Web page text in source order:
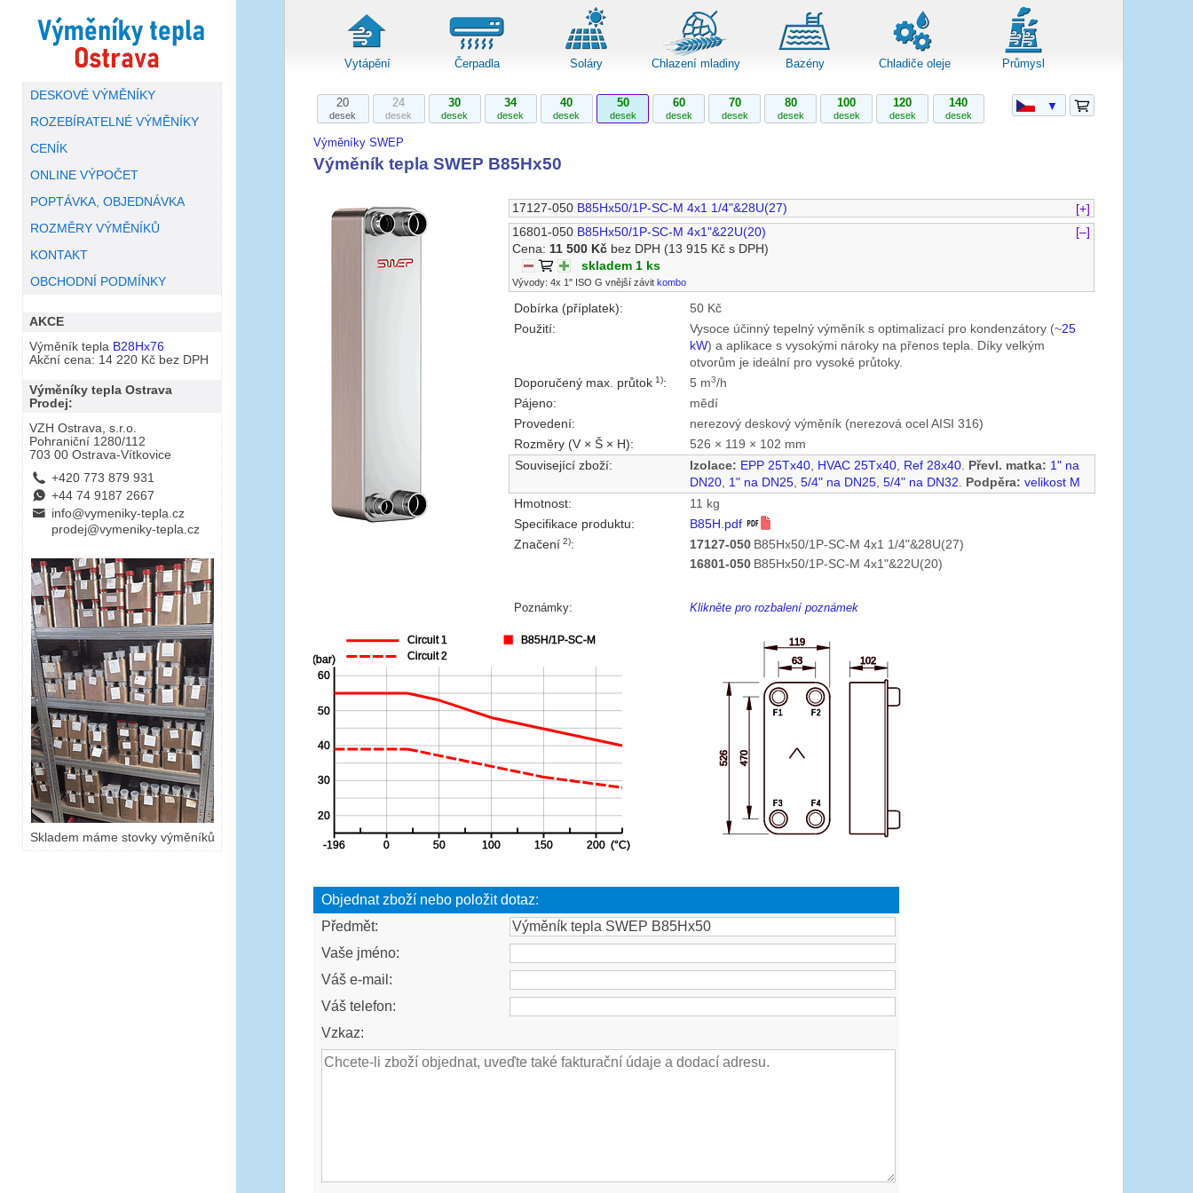
DESKOVÉ VÝMĚNÍKY
ROZEBÍRATELNÉ VÝMĚNÍKY
CENÍK
ONLINE VÝPOČET
POPTÁVKA, OBJEDNÁVKA
ROZMĚRY VÝMĚNÍKŮ
KONTAKT
OBCHODNÍ PODMÍNKY
AKCE
Výměník tepla B28Hx76
Akční cena: 14 220 Kč bez DPH
Výměníky tepla Ostrava
Prodej:
VZH Ostrava, s.r.o.
Pohraniční 1280/112
703 00 Ostrava-Vítkovice
L +420 773 879 931
E +44 74 9187 2667
B info@vymeniky-tepla.cz
prodej@vymeniky-tepla.cz
Skladem máme stovky výměníků
Vytápění Čerpadla Soláry Chlazení mladiny Bazény Chladiče oleje Průmysl
20
desek
24
desek
30
desek
34
desek
40
desek
50
desek
60
desek
70
desek
80
desek
100
desek
120
desek
140
desek
Výměníky SWEP
Výměník tepla SWEP B85Hx50
17127-050 B85Hx50/1P-SC-M 4x1 1/4"&28U(27)
[+]
16801-050 B85Hx50/1P-SC-M 4x1"&22U(20)
[–]
Cena: 11 500 Kčbez DPH (13 915 Kč s DPH)
skladem 1 ks
Vývody: 4x 1" ISO G vnější závit kombo
Dobírka (příplatek):
50 Kč
Použití:
Vysoce účinný tepelný výměník s optimalizací pro kondenzátory (~25
kW) a aplikace s vysokými nároky na přenos tepla. Díky velkým
otvorům je ideální pro vysoké průtoky.
Doporučený max. průtok 1): 5 m3/h
Pájeno:
mědí
Provedení:
nerezový deskový výměník (nerezová ocel AISI 316)
Rozměry (V × Š × H):
526 × 119 × 102 mm
Související zboží:
Izolace: EPP 25Tx40, HVAC 25Tx40, Ref 28x40. Převl. matka: 1" na
DN20, 1" na DN25,5/4" na DN25,5/4" na DN32. Podpěra: velikost M
Hmotnost:
11 kg
Specifikace produktu:
B85H.pdf
Značení 2): 17127-050 B85Hx50/1P-SC-M 4x1 1/4"&28U(27)
16801-050 B85Hx50/1P-SC-M 4x1"&22U(20)
Poznámky: Klikněte pro rozbalení poznámek
Objednat zboží nebo položit dotaz:
Předmět:
Vaše jméno:
Váš e-mail:
Váš telefon:
Vzkaz:
▼